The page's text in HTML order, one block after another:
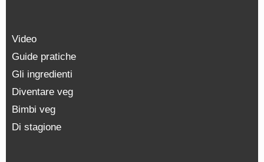
Video
Guide pratiche
Gli ingredienti
Diventare veg
Bimbi veg
Di stagione